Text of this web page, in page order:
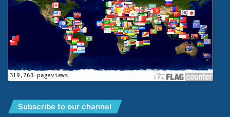
Subscribe to our channel